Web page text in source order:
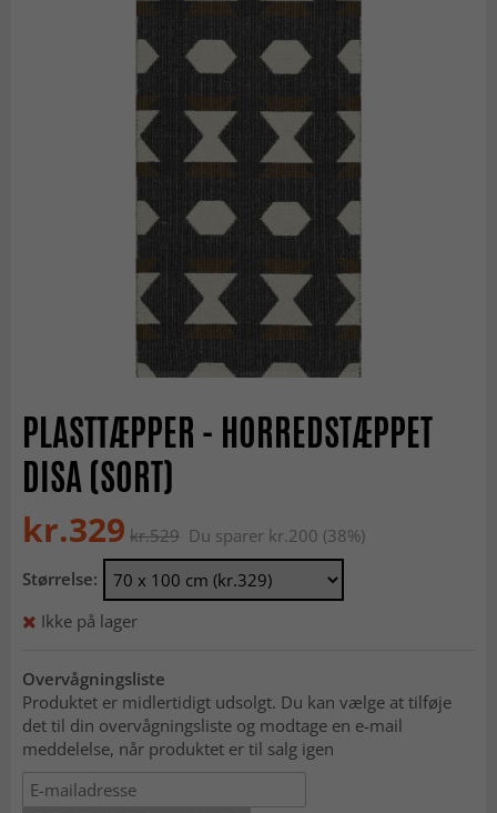
PLASTTÆPPER - HORREDSTÆPPET
DISA (SORT)
kr.329 kr.529 Du sparer kr.200 (38%)
Størrelse:
Ikke på lager
Overvågningsliste
Produktet er midlertidigt udsolgt. Du kan vælge at tilføje
det til din overvågningsliste og modtage en e-mail
meddelelse, når produktet er til salg igen